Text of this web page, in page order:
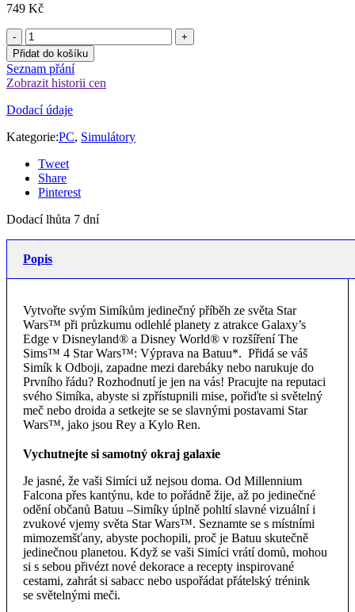
749 Kč
Přidat do košíku
Seznam přání
Zobrazit historii cen
Dodací údaje
Kategorie:PC, Simulátory
Tweet
Share
Pinterest
Dodací lhůta 7 dní
Popis
Vytvořte svým Simíkům jedinečný příběh ze světa Star
Wars™ při průzkumu odlehlé planety z atrakce Galaxy’s
Edge v Disneyland® a Disney World® v rozšíření The
Sims™ 4 Star Wars™: Výprava na Batuu*. Přidá se váš
Simík k Odboji, zapadne mezi darebáky nebo narukuje do
Prvního řádu? Rozhodnutí je jen na vás! Pracujte na reputaci
svého Simíka, abyste si zpřístupnili mise, pořiďte si světelný
meč nebo droida a setkejte se se slavnými postavami Star
Wars™, jako jsou Rey a Kylo Ren.
Vychutnejte si samotný okraj galaxie
Je jasné, že vaši Simíci už nejsou doma. Od Millennium
Falcona přes kantýnu, kde to pořádně žije, až po jedinečné
odění občanů Batuu –⁠Simíky úplně pohltí slavné vizuální i
zvukové vjemy světa Star Wars™. Seznamte se s místními
mimozemšťany, abyste pochopili, proč je Batuu skutečně
jedinečnou planetou. Když se vaši Simíci vrátí domů, mohou
si s sebou přivézt nové dekorace a recepty inspirované
cestami, zahrát si sabacc nebo uspořádat přátelský trénink
se světelnými meči.